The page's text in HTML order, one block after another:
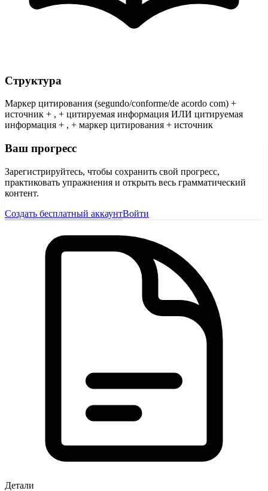
Структура
Маркер цитирования (segundo/conforme/de acordo com) +
источник + , + цитируемая информация ИЛИ цитируемая
информация + , + маркер цитирования + источник
Ваш прогресс
Зарегистрируйтесь, чтобы сохранить свой прогресс,
практиковать упражнения и открыть весь грамматический
контент.
Создать бесплатный аккаунтВойти
Детали